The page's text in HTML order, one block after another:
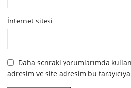
İnternet sitesi
Daha sonraki yorumlarımda
adresim ve site adresim bu